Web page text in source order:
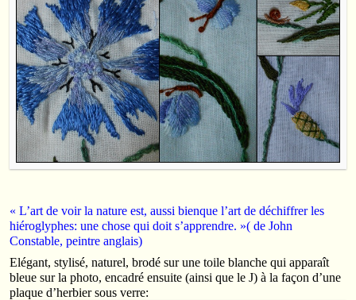
« L’art de voir la nature est, aussi bienque l’art de déchiffrer les
hiéroglyphes: une chose qui doit s’apprendre. »( de John
Constable, peintre anglais)
Elégant, stylisé, naturel, brodé sur une toile blanche qui apparaît
bleue sur la photo, encadré ensuite (ainsi que le J) à la façon d’une
plaque d’herbier sous verre: